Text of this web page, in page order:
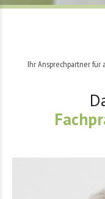
Ihr Ansprechpartner